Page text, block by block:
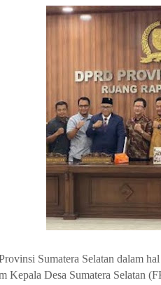
Sumatera Selatan dalam
Kepala Desa Sumatera Selatan